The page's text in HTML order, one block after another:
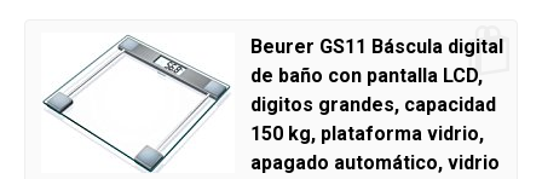
Beurer GS11 Báscula digital
de baño con pantalla LCD,
digitos grandes, capacidad
150 kg, plataforma vidrio,
apagado automático, vidrio